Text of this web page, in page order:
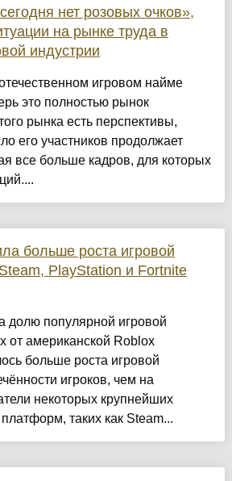
нет розовых очков»,
на рынке труда в
индустрии
игровом найме
это полностью рынок
рынка есть перспективы,
его участников продолжает
все больше кадров, для которых
больше роста игровой
PlayStation и Fortnite
долю популярной игровой
от американской Roblox
больше роста игровой
игроков, чем на
некоторых крупнейших
таких как Steam...